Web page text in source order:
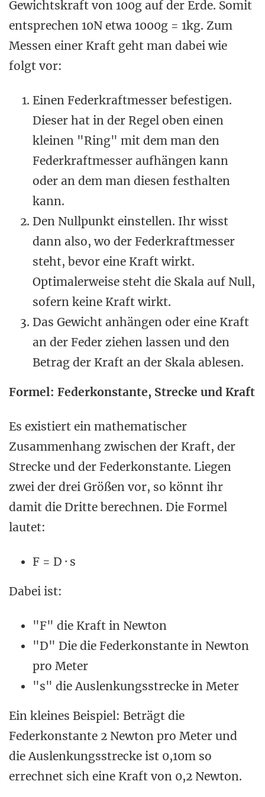
Gewichtskraft von 100g auf der Erde. Somit
entsprechen 10N etwa 1000g = 1kg. Zum
Messen einer Kraft geht man dabei wie
folgt vor:
Einen Federkraftmesser befestigen.
Dieser hat in der Regel oben einen
kleinen "Ring" mit dem man den
Federkraftmesser aufhängen kann
oder an dem man diesen festhalten
kann.
Den Nullpunkt einstellen. Ihr wisst
dann also, wo der Federkraftmesser
steht, bevor eine Kraft wirkt.
Optimalerweise steht die Skala auf Null,
sofern keine Kraft wirkt.
Das Gewicht anhängen oder eine Kraft
an der Feder ziehen lassen und den
Betrag der Kraft an der Skala ablesen.
Formel: Federkonstante, Strecke und Kraft
Es existiert ein mathematischer
Zusammenhang zwischen der Kraft, der
Strecke und der Federkonstante. Liegen
zwei der drei Größen vor, so könnt ihr
damit die Dritte berechnen. Die Formel
lautet:
F = D · s
Dabei ist:
"F" die Kraft in Newton
"D" Die die Federkonstante in Newton
pro Meter
"s" die Auslenkungsstrecke in Meter
Ein kleines Beispiel: Beträgt die
Federkonstante 2 Newton pro Meter und
die Auslenkungsstrecke ist 0,10m so
errechnet sich eine Kraft von 0,2 Newton.